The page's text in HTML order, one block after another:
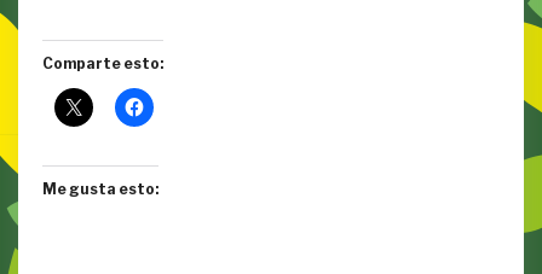
Comparte esto:
Me gusta esto: